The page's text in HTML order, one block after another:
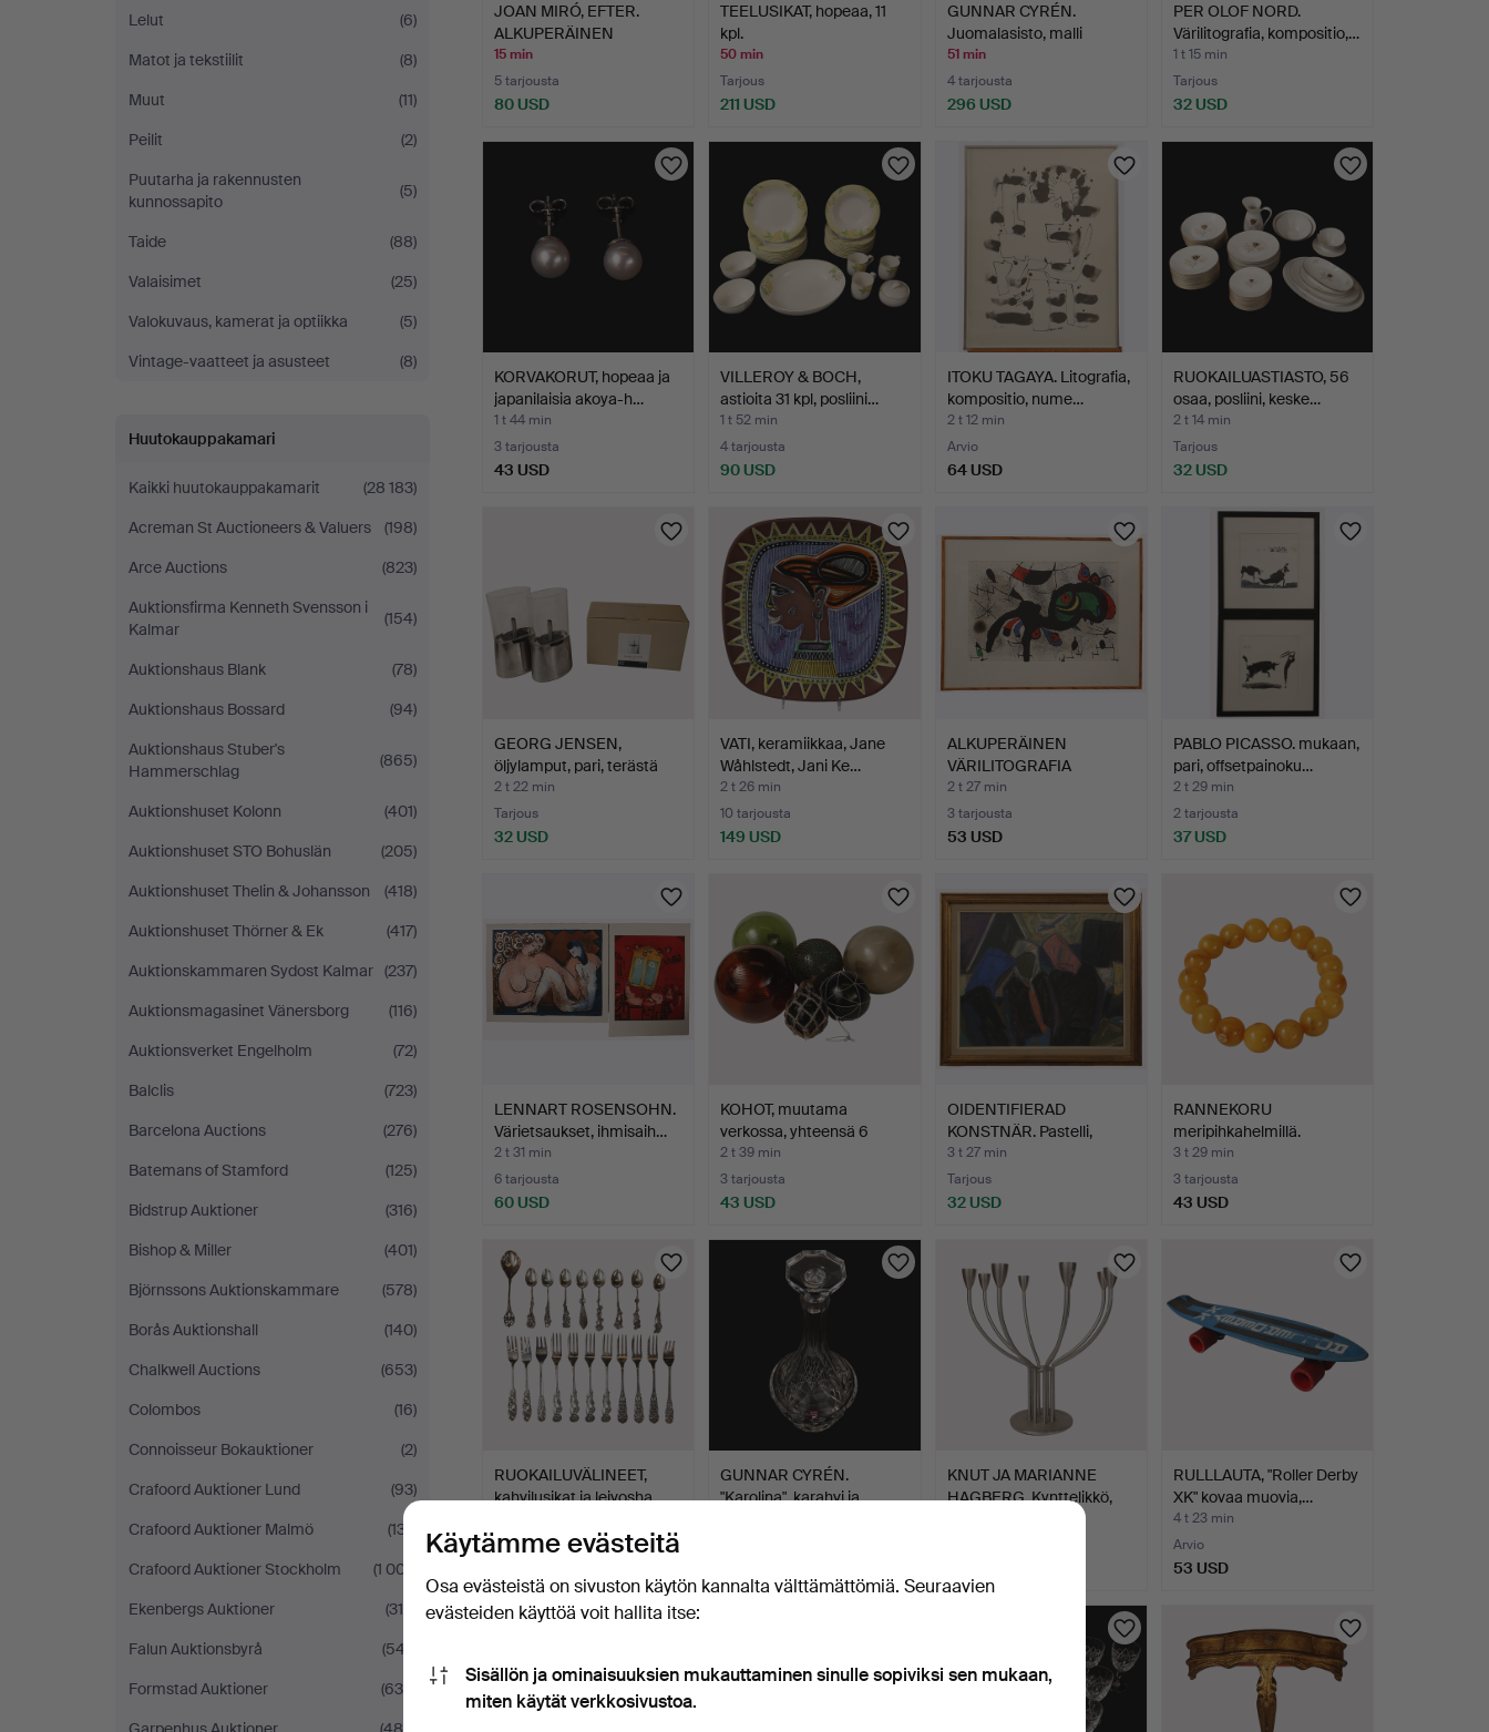
Lelut
(6)
Matot ja tekstiilit
(8)
Muut
(11)
Peilit
(2)
Puutarha ja rakennusten
kunnossapito
(5)
Taide
(88)
Valaisimet
(25)
Valokuvaus, kamerat ja optiikka
(5)
Vintage-vaatteet ja asusteet
(8)
Huutokauppakamari
Kaikki huutokauppakamarit
(28 183)
Acreman St Auctioneers & Valuers
(198)
Arce Auctions
(823)
Auktionsfirma Kenneth Svensson i
Kalmar
(154)
Auktionshaus Blank
(78)
Auktionshaus Bossard
(94)
Auktionshaus Stuber's
Hammerschlag
(865)
Auktionshuset Kolonn
(401)
Auktionshuset STO Bohuslän
(205)
Auktionshuset Thelin & Johansson
(418)
Auktionshuset Thörner & Ek
(417)
Auktionskammaren Sydost Kalmar (237)
Auktionsmagasinet Vänersborg
(116)
Auktionsverket Engelholm
(72)
Balclis
(723)
Barcelona Auctions
(276)
Batemans of Stamford
(125)
Bidstrup Auktioner
(316)
Bishop & Miller
(401)
Björnssons Auktionskammare
(578)
Borås Auktionshall
(140)
Chalkwell Auctions
(653)
Colombos
(16)
Connoisseur Bokauktioner
(2)
Crafoord Auktioner Lund
(93)
Crafoord Auktioner Malmö
(137)
Crafoord Auktioner Stockholm
(1 007)
Ekenbergs Auktioner
(319)
Falun Auktionsbyrå
(547)
Formstad Auktioner
(635)
JOAN MIRÓ, EFTER.
ALKUPERÄINEN
VÄRILITOGRA…
15 min
5 tarjousta
80 USD
TEELUSIKAT, hopeaa, 11
kpl.
50 min
Tarjous
211 USD
GUNNAR CYRÉN.
Juomalasisto, malli
"Karolin…
51 min
4 tarjousta
296 USD
PER OLOF NORD.
Värilitografia, kompositio,…
1 t 15 min
Tarjous
32 USD
KORVAKORUT, hopeaa ja
japanilaisia akoya-h…
1 t 44 min
3 tarjousta
43 USD
VILLEROY & BOCH,
astioita 31 kpl, posliini…
1 t 52 min
4 tarjousta
90 USD
ITOKU TAGAYA. Litografia,
kompositio, nume…
2 t 12 min
Arvio
64 USD
RUOKAILUASTIASTO, 56
osaa, posliini, keske…
2 t 14 min
Tarjous
32 USD
GEORG JENSEN,
öljylamput, pari, terästä
ja…
2 t 22 min
Tarjous
32 USD
VATI, keramiikkaa, Jane
Wåhlstedt, Jani Ke…
2 t 26 min
10 tarjousta
149 USD
ALKUPERÄINEN
VÄRILITOGRAFIA
JULKAISUSTA DE…
2 t 27 min
3 tarjousta
53 USD
PABLO PICASSO. mukaan,
pari, offsetpainoku…
2 t 29 min
2 tarjousta
37 USD
LENNART ROSENSOHN.
Värietsaukset, ihmisaih…
2 t 31 min
6 tarjousta
60 USD
KOHOT, muutama
verkossa, yhteensä 6
kappal…
2 t 39 min
3 tarjousta
43 USD
OIDENTIFIERAD
KONSTNÄR. Pastelli,
keskuste…
3 t 27 min
Tarjous
32 USD
RANNEKORU
meripihkahelmillä.
3 t 29 min
3 tarjousta
43 USD
RUOKAILUVÄLINEET,
kahvilusikat ja leivosha…
12 tarjousta
GUNNAR CYRÉN.
"Karolina", karahvi ja
KNUT JA MARIANNE
HAGBERG. Kynttelikkö,
RULLLAUTA, "Roller Derby
XK" kovaa muovia,…
4 t 23 min
Arvio
53 USD
Käytämme evästeitä
Osa evästeistä on sivuston käytön kannalta välttämättömiä. Seuraavien
evästeiden käyttöä voit hallita itse:
Sisällön ja ominaisuuksien mukauttaminen sinulle sopiviksi sen mukaan,
miten käytät verkkosivustoa.